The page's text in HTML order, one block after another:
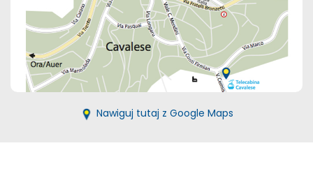
Nawiguj tutaj z Google Maps